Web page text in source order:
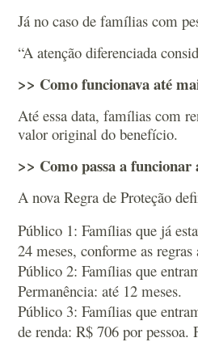
Já no caso de famílias com
“A atenção diferenciada
>> Como funcionava até
Até essa data, famílias com
valor original do benefício.
>> Como passa a
A nova Regra de Proteção
Público 1: Famílias que já
24 meses, conforme as regras
Público 2: Famílias que
Permanência: até 12 meses.
Público 3: Famílias que
de renda: R$ 706 por pessoa.